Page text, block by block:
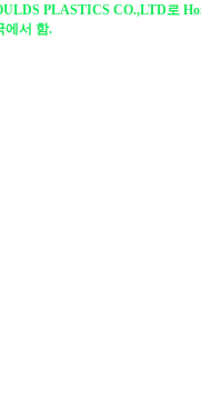
PLASTICS CO.,LTD로
에서 함.